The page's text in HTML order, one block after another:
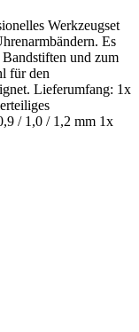
Werkzeugset
Es
und zum
für den
Lieferumfang: 1x
/ 1,0 / 1,2 mm 1x